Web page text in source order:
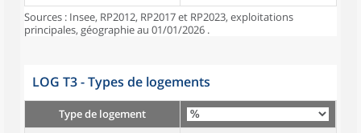
Sources : Insee, RP2012, RP2017 et RP2023, exploitations
principales, géographie au 01/01/2026 .
LOG T3 - Types de logements
Type de logement